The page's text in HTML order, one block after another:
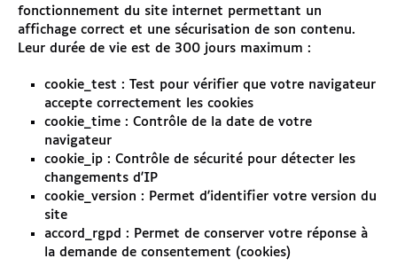
fonctionnement du site internet permettant un
affichage correct et une sécurisation de son contenu.
Leur durée de vie est de 300 jours maximum :
cookie_test : Test pour vérifier que votre navigateur
accepte correctement les cookies
cookie_time : Contrôle de la date de votre
navigateur
cookie_ip : Contrôle de sécurité pour détecter les
changements d'IP
cookie_version : Permet d'identifier votre version du
site
accord_rgpd : Permet de conserver votre réponse à
la demande de consentement (cookies)